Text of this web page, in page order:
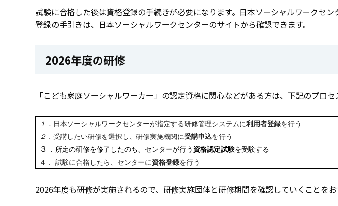
試験に合格した後は資格登録の手続きが必要になります。日本ソーシャルワークセン
登録の手引きは、日本ソーシャルワークセンターのサイトから確認できます。
2026年度の研修
「こども家庭ソーシャルワーカー」の認定資格に関心などがある方は、下記のプロ
１． 日本ソーシャルワークセンターが指定する研修管理システムに利用者登録を行う
２． 受講したい研修を選択し、研修実施機関に受講申込を行う
３． 所定の研修を修了したのち、センターが行う 資格認定試験を受験する
４．
試験に合格したら、センターに資格登録を行う
2026年度も研修が実施されるので、研修実施団体と研修期間を確認していくことをお